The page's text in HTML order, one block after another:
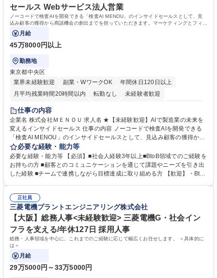
セールス Webサービス法人営業
ノーコードで検査AIを開発できる「検査AI MENOU」のインサイドセールスとして、見
込み顧客の獲得から商談機会の創出までを担っていただきます。マーケティングとフィー
ルドセールスをつなぐ役割として、
月給
45万8000円以上
勤務地
東京都中央区
業界未経験歓迎
副業・WワークOK
年間休日120日以上
月平均残業時間20時間以内
転勤なし
未経験者歓迎
時短勤務あり
駅近5分以内
土日祝休み 服装自由
仕事の内容
企業名 株式会社ＭＥＮＯＵ 求人名 ★【未経験歓迎】AIで製造業の未来を
変えるインサイドセールス 仕事の内容 ノーコードで検査AIを開発できる
「検査AI MENOU」のインサイドセールスとして、見込み顧客の獲得から
商談機会の創出までを担っていただきます。マーケティングとフィールド
セールスをつなぐ役割として、 適切なタイミングで顧客とコミュニケーシ
ョンを取りながら、受注につながる商談機会の最大化を目指します。 【具
体的な仕事内容】 リードへの電話・メールによるアプローチ/リードナー
実行/フィールドセールスへの案件連携 募集職種 ★【未経験歓迎】AIで製
造業の未来を変えるインサイドセールス
必要な経験・能力等
必要な経験・能力等 【必須】■社会人経験3年以上■BtoB領域でのご経験を
お持ちの方 ■顧客とのコミュニケーションを通じて課題やニーズを引き出
した経験 ■チームで連携しながら目標達成に取り組める方 【歓迎】・BtoB
企画・実行経験 ・CRM・リードナーチャリングに関する知見 ・データを
もとに営業プロセスを改善した経験 学歴・資格 学歴：大学院 大学 高専 短
大 専修学校 高校 語学力： 資格：
正社員
三菱電機プラントエンジニアリング株式会社
【大阪】総務人事<未経験歓迎> 三菱電機G・社会イン
フラを支える/年休127日 採用人事
総務・人事領域を中心に、これまでのご経験に応じて幅広くお任せします。 ＜具体的に
は＞
月給
29万5000円～33万5000円